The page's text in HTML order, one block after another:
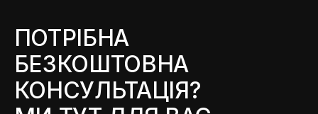
ПОТРІБНА
БЕЗКОШТОВНА
КОНСУЛЬТАЦІЯ?